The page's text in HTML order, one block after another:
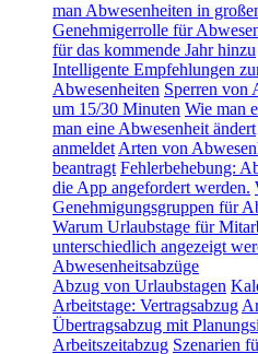
man Abwesenheiten in
Genehmigerrolle für
für das kommende Jahr hinzu
Intelligente Empfehlungen
Abwesenheiten Sperren von
um 15/30 Minuten Wie man
man eine Abwesenheit ändert
anmeldet Arten von
beantragt Fehlerbehebung:
die App angefordert werden.
Genehmigungsgruppen für
Warum Urlaubstage für
unterschiedlich angezeigt
Abwesenheitsabzüge
Abzug von Urlaubstagen
Arbeitstage: Vertragsabzug
Übertragsabzug mit
Arbeitszeitabzug Szenarien